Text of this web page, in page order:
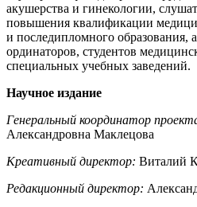
акушерства и гинекологии,
повышения квалификации
и последипломного образования,
ординаторов, студентов
специальных учебных заведений.
Научное издание
Генеральный координатор
Александровна Маклецова
Креативный директор: Виталий
Редакционный директор: